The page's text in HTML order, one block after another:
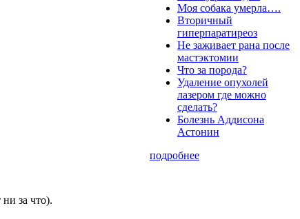
за что).
Моя собака умерла….
Вторичный
гиперпаратиреоз
Не заживает рана после
мастэктомии
Что за порода?
Удаление опухолей
лазером где можно
сделать?
Болезнь Аддисона
Астонин
подробнее